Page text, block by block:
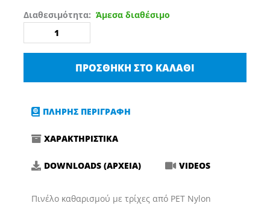
Διαθεσιμότητα: Άμεσα διαθέσιμο
Πινέλο
Καθαρισμού
Detailing
10
Μικρό
ποσότητα
ΠΡΟΣΘΉΚΗ ΣΤΟ ΚΑΛΆΘΙ
ΠΛΗΡΗΣ ΠΕΡΙΓΡΑΦΗ
ΧΑΡΑΚΤΗΡΙΣΤΙΚΑ
DOWNLOADS (ΑΡΧΕΙΑ) VIDEOS
Πινέλο καθαρισμού με τρίχες από PET Nylon